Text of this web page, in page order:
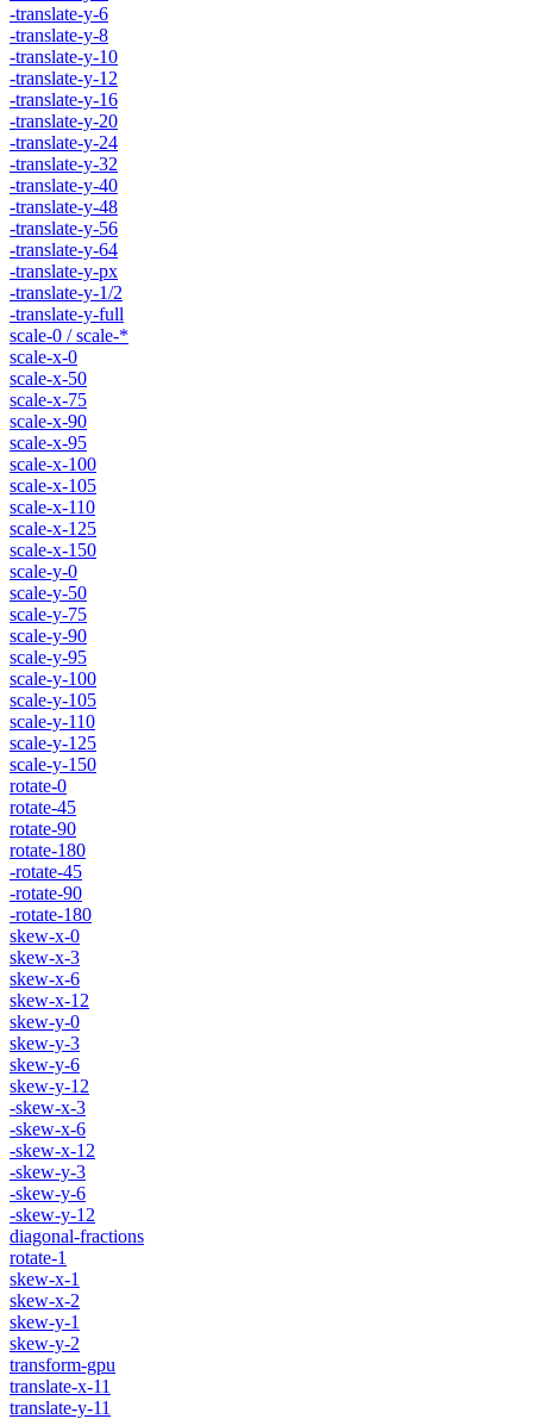
-translate-y-6
-translate-y-8
-translate-y-10
-translate-y-12
-translate-y-16
-translate-y-20
-translate-y-24
-translate-y-32
-translate-y-40
-translate-y-48
-translate-y-56
-translate-y-64
-translate-y-px
-translate-y-1/2
-translate-y-full
scale-0 / scale-*
scale-x-0
scale-x-50
scale-x-75
scale-x-90
scale-x-95
scale-x-100
scale-x-105
scale-x-110
scale-x-125
scale-x-150
scale-y-0
scale-y-50
scale-y-75
scale-y-90
scale-y-95
scale-y-100
scale-y-105
scale-y-110
scale-y-125
scale-y-150
rotate-0
rotate-45
rotate-90
rotate-180
-rotate-45
-rotate-90
-rotate-180
skew-x-0
skew-x-3
skew-x-6
skew-x-12
skew-y-0
skew-y-3
skew-y-6
skew-y-12
-skew-x-3
-skew-x-6
-skew-x-12
-skew-y-3
-skew-y-6
-skew-y-12
diagonal-fractions
rotate-1
skew-x-1
skew-x-2
skew-y-1
skew-y-2
transform-gpu
translate-x-11
translate-y-11